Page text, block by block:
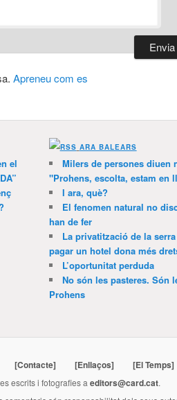
Apreneu com es
el
ARA BALEARS
Milers de persones diuen
"Prohens, escolta, estam en
I ara, què?
El fenomen natural no
han de fer
La privatització de la
pagar un hotel dona més
L’oportunitat perduda
No són les pasteres. Són
Prohens
[Contacte] [Enllaços] [El Temps]
escrits i fotografies a editors@card.cat.